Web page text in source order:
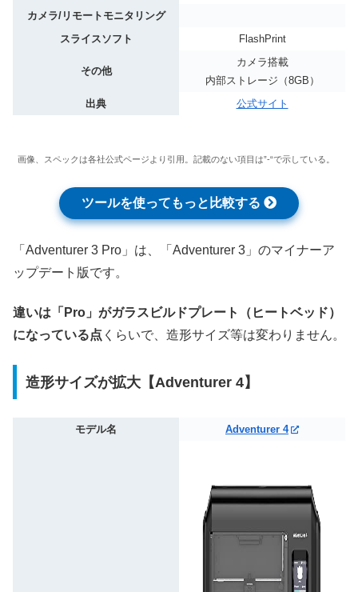
カメラ/リモートモニタリング
スライスソフト
FlashPrint
その他
カメラ搭載
内部ストレージ（8GB）
出典
公式サイト
画像、スペックは各社公式ページより引用。記載のない項目は”-“で示している。
ツールを使ってもっと比較する
「Adventurer 3 Pro」は、「Adventurer 3」のマイナーア
ップデート版です。
違いは「Pro」がガラスビルドプレート（ヒートベッド）
になっている点 くらいで、造形サイズ等は変わりません。
造形サイズが拡大【Adventurer 4】
モデル名 Adventurer 4